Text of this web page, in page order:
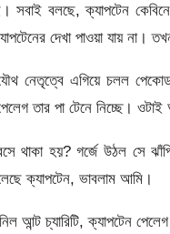
বলছে, ক্যাপটেন
দেখা পাওয়া যায় না।
নেতৃত্বে এগিয়ে চলল
তার পা টেনে নিচ্ছে।
থাকা হয়? গর্জে উঠল সে
ক্যাপটেন, ভাবলাম আমি।
আন্ট চ্যারিটি, ক্যাপটেন